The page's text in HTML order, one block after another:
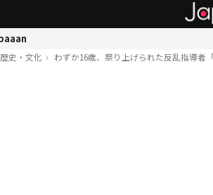
歴史・文化 わずか16歳、祭り上げられた反乱指導者